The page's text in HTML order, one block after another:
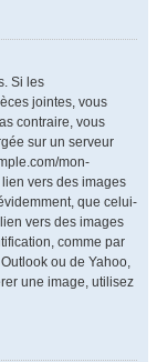
Si les
jointes, vous
contraire, vous
sur un serveur
mon-
vers des images
que celui-
vers des images
comme par
ou de Yahoo,
une image, utilisez